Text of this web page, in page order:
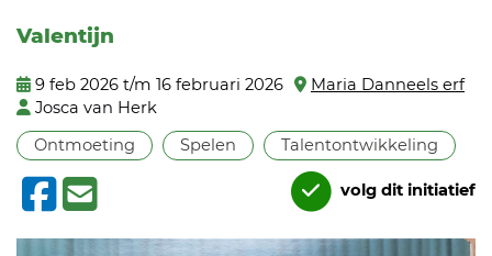
Valentijn
9 feb 2026 t/m 16 februari 2026
Maria Danneels erf
Josca van Herk
Ontmoeting
Spelen Talentontwikkeling
volg dit initiatief